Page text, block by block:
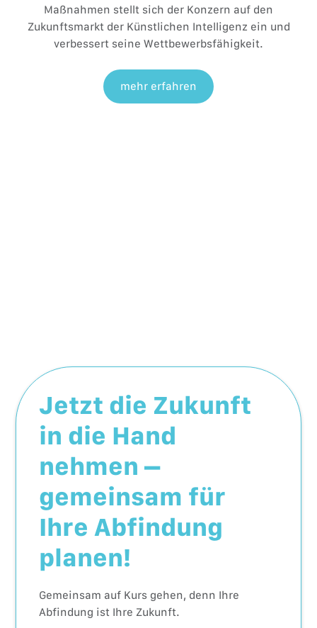
Maßnahmen stellt sich der Konzern auf den
Zukunftsmarkt der Künstlichen Intelligenz ein und
verbessert seine Wettbewerbsfähigkeit.
mehr erfahren
Jetzt die Zukunft
in die Hand
nehmen –
gemeinsam für
Ihre Abfindung
planen!
Gemeinsam auf Kurs gehen, denn Ihre
Abfindung ist Ihre Zukunft.